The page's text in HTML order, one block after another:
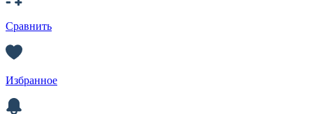
Сравнить
Избранное